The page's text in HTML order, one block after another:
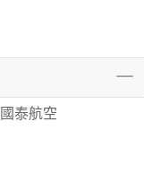
國泰航空